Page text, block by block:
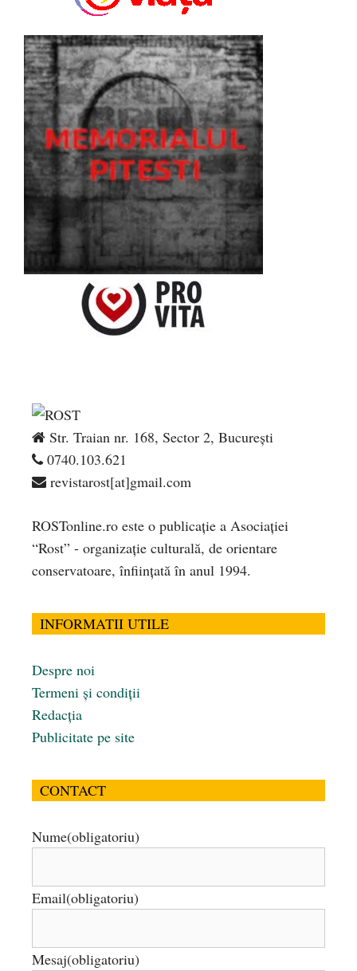
Str. Traian nr. 168, Sector 2, București
0740.103.621
revistarost[at]gmail.com
ROSTonline.ro este o publicaţie a Asociaţiei
“Rost” - organizaţie culturală, de orientare
conservatoare, înfiinţată în anul 1994.
INFORMATII UTILE
Despre noi
Termeni și condiții
Redacția
Publicitate pe site
CONTACT
Nume(obligatoriu)
Email(obligatoriu)
Mesaj(obligatoriu)